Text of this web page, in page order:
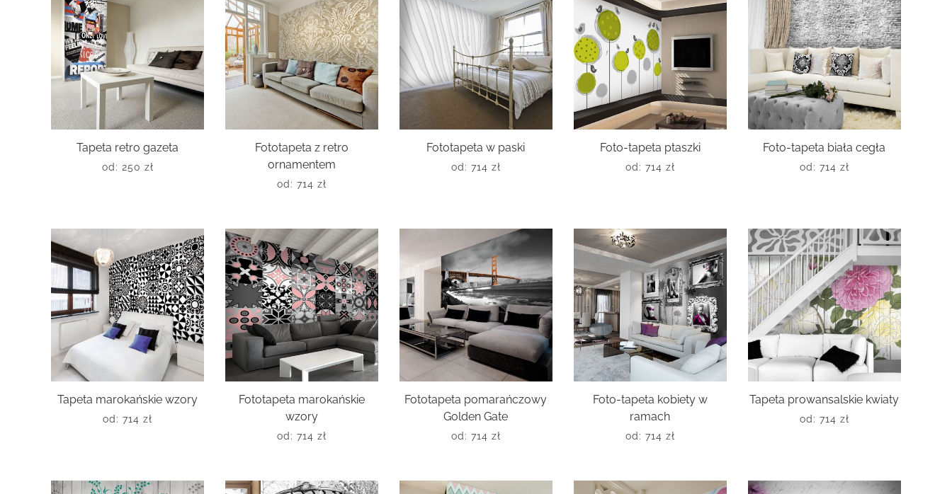
Tapeta retro gazeta
od: 250 zł
Fototapeta z retro
ornamentem
od: 714 zł
Fototapeta w paski
od: 714 zł
Foto-tapeta ptaszki
od: 714 zł
Foto-tapeta biała cegła
od: 714 zł
Tapeta marokańskie wzory
od: 714 zł
Fototapeta marokańskie
wzory
od: 714 zł
Fototapeta pomarańczowy
Golden Gate
od: 714 zł
Foto-tapeta kobiety w
ramach
od: 714 zł
Tapeta prowansalskie kwiaty
od: 714 zł